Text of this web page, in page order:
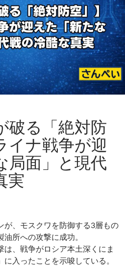
破る「絶対防
イナ戦争が迎
局面」と現代
実
が、モスクワを防御する3層もの
所への攻撃に成功。
は、戦争がロシア本土深くにま
入ったことを示唆している。